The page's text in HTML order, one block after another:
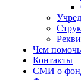
Чем
Контакты
СМИ о